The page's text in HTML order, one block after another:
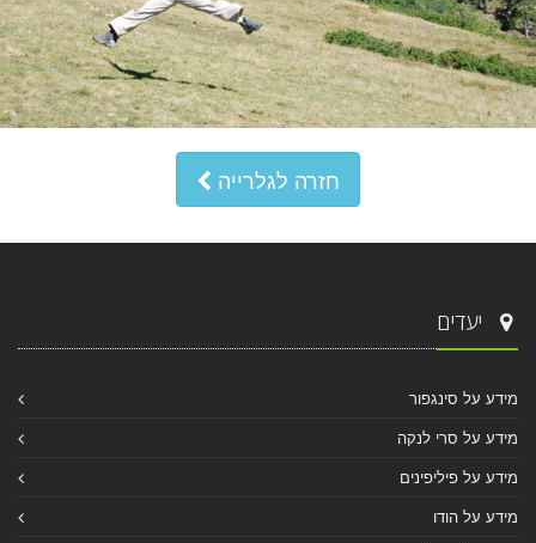
חזרה לגלרייה
יעדים
מידע על סינגפור
מידע על סרי לנקה
מידע על פיליפינים
מידע על הודו